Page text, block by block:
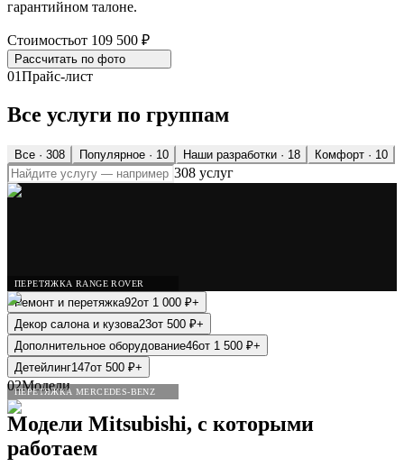
гарантийном талоне.
Стоимостьот 109 500 ₽
Рассчитать по фото
01Прайс-лист
Все услуги по группам
Все · 308 Популярное · 10 Наши разработки · 18 Комфорт · 10
308 услуг
ПЕРЕТЯЖКА RANGE ROVER
ПЕРЕТЯЖКА MERCEDES-BENZ
Ремонт и перетяжка92от 1 000 ₽+
Декор салона и кузова23от 500 ₽+
Дополнительное оборудование46от 1 500 ₽+
Детейлинг147от 500 ₽+
02Модели
Модели Mitsubishi, с которыми
работаем